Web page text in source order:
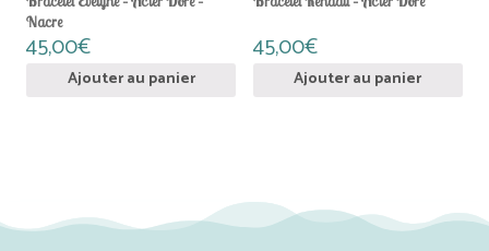
Nacre
45,00€
Ajouter au panier
45,00€
Ajouter au panier